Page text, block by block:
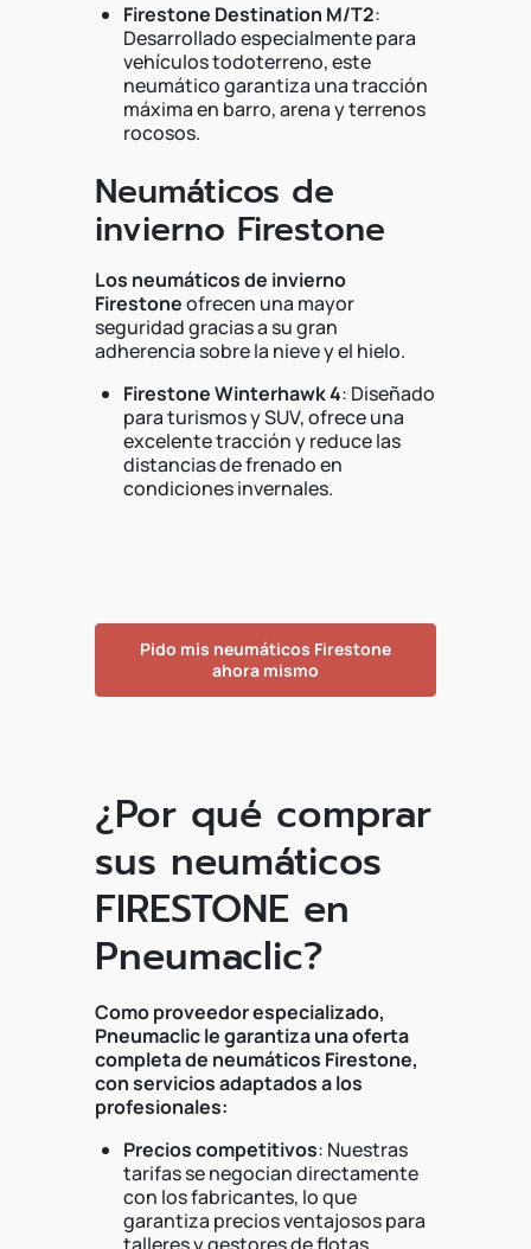
Firestone Destination M/T2:
Desarrollado especialmente para
vehículos todoterreno, este
neumático garantiza una tracción
máxima en barro, arena y terrenos
rocosos.
Neumáticos de
invierno Firestone
Los neumáticos de invierno
Firestoneofrecen una mayor
seguridad gracias a su gran
adherencia sobre la nieve y el hielo.
Firestone Winterhawk 4: Diseñado
para turismos y SUV, ofrece una
excelente tracción y reduce las
distancias de frenado en
condiciones invernales.
Pido mis neumáticos Firestone
ahora mismo
¿Por qué comprar
sus neumáticos
FIRESTONE en
Pneumaclic?
Como proveedor especializado,
Pneumaclic le garantiza una oferta
completa de neumáticos Firestone,
con servicios adaptados a los
profesionales:
Precios competitivos: Nuestras
tarifas se negocian directamente
con los fabricantes, lo que
garantiza precios ventajosos para